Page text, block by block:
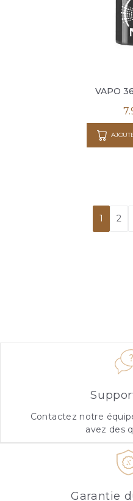
VAPO
1 2
Contactez notre
avez des
Garantie